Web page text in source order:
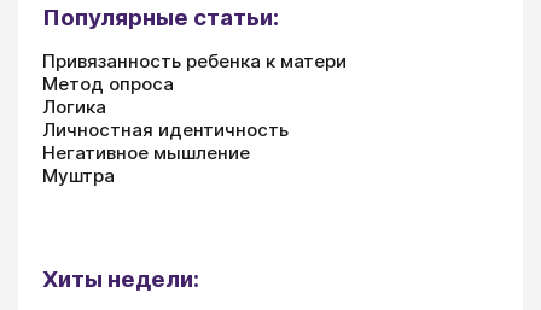
Популярные статьи:
Привязанность ребенка к матери
Метод опроса
Логика
Личностная идентичность
Негативное мышление
Муштра
Хиты недели: